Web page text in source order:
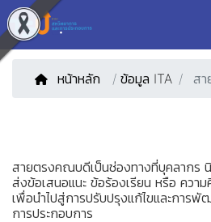
หน้าหลัก / ข้อมูล ITA ส
สายตรงคณบดีเป็นช่องทางที่บุคลากร
ส่งข้อเสนอแนะ ข้อร้องเรียน หรือ ความ
เพื่อนำไปสู่การปรับปรุงแก้ไขและการ
การประกอบการ